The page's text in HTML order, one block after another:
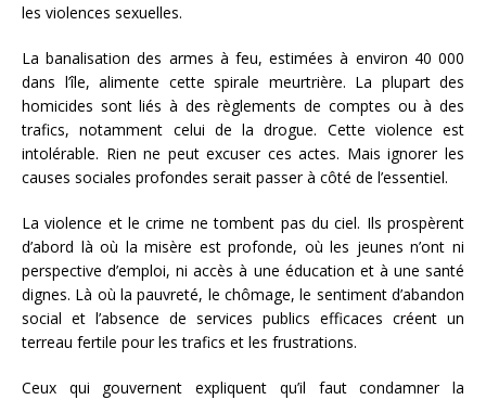
les violences sexuelles.
La banalisation des armes à feu, estimées à environ 40 000
dans l’île, alimente cette spirale meurtrière. La plupart des
homicides sont liés à des règlements de comptes ou à des
trafics, notamment celui de la drogue. Cette violence est
intolérable. Rien ne peut excuser ces actes. Mais ignorer les
causes sociales profondes serait passer à côté de l’essentiel.
La violence et le crime ne tombent pas du ciel. Ils prospèrent
d’abord là où la misère est profonde, où les jeunes n’ont ni
perspective d’emploi, ni accès à une éducation et à une santé
dignes. Là où la pauvreté, le chômage, le sentiment d’abandon
social et l’absence de services publics efficaces créent un
terreau fertile pour les trafics et les frustrations.
Ceux qui gouvernent expliquent qu’il faut condamner la